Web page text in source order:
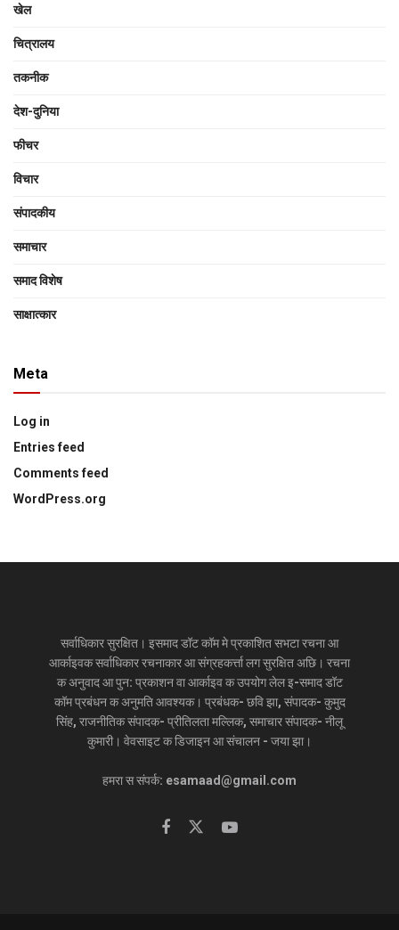
खेल
चित्रालय
तकनीक
देश-दुनिया
फीचर
विचार
संपादकीय
समाचार
समाद विशेष
साक्षात्‍कार
Meta
Log in
Entries feed
Comments feed
WordPress.org
सर्वाधिकार सुरक्षित। इसमाद डॉट कॉम मे प्रकाशित सभटा रचना आ
आर्काइवक सर्वाधिकार रचनाकार आ संग्रहकर्त्ता लग सुरक्षित अछि। रचना
क अनुवाद आ पुन: प्रकाशन वा आर्काइव क उपयोग लेल इ-समाद डॉट
कॉम प्रबंधन क अनुमति आवश्यक। प्रबंधक- छवि झा, संपादक- कुमुद
सिंह, राजनीतिक संपादक- प्रीतिलता मल्लिक, समाचार संपादक- नीलू
कुमारी। वेवसाइट क डिजाइन आ संचालन - जया झा।
हमरा स संपर्क: esamaad@gmail.com